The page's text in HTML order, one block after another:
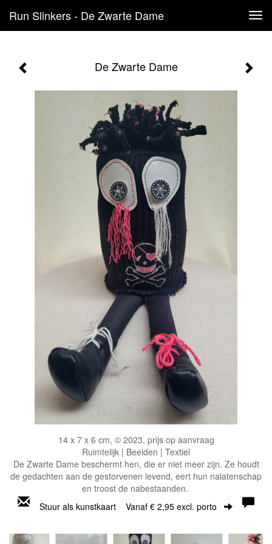
Run Slinkers - De Zwarte Dame
De Zwarte Dame
14 x 7 x 6 cm, © 2023, prijs op aanvraag
Ruimtelijk | Beelden | Textiel
De Zwarte Dame beschermt hen, die er niet meer zijn. Ze houdt
de gedachten aan de gestorvenen levend, eert hun nalatenschap
en troost de nabestaanden.
Stuur als kunstkaart Vanaf € 2,95 excl. porto